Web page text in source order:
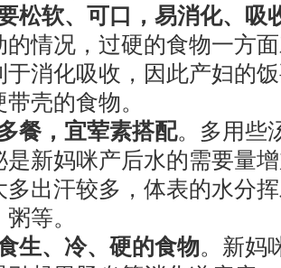
松软、可口，易消化、吸
的情况，过硬的食物一方
于消化吸收，因此产妇的
壳的食物。
餐，宜荤素搭配。多用些
是新妈咪产后水的需要量
多出汗较多，体表的水分
等。
生、冷、硬的食物。新妈